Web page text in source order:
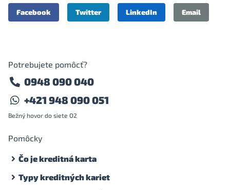
Facebook Twitter LinkedIn Email
Potrebujete pomôcť?
0948 090 040
+421 948 090 051
Bežný hovor do siete O2
Pomôcky
Čo je kreditná karta
Typy kreditných kariet